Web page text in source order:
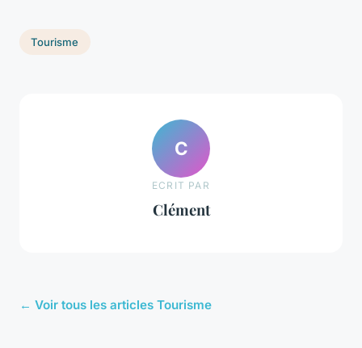
Tourisme
C
ECRIT PAR
Clément
← Voir tous les articles Tourisme